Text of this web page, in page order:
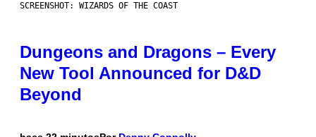
SCREENSHOT: WIZARDS OF THE COAST
Dungeons and Dragons – Every
New Tool Announced for D&D
Beyond